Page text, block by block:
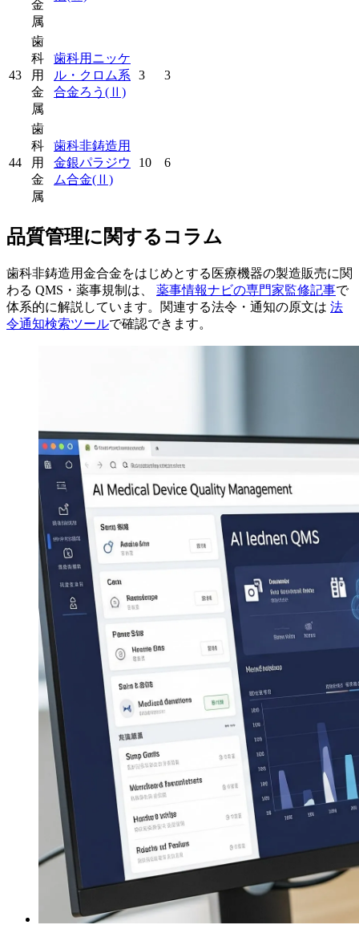
金
属
43
歯
科
用
金
属
歯科用ニッケ
ル・クロム系
合金ろう (Ⅱ)
3 3
44
歯
科
用
金
属
歯科非鋳造用
金銀パラジウ
ム合金(Ⅱ)
10 6
品質管理に関するコラム
歯科非鋳造用金合金をはじめとする医療機器の製造販売に関
わる QMS・薬事規制は、 薬事情報ナビの専門家監修記事で
体系的に解説しています。関連する法令・通知の原文は 法
令通知検索ツールで確認できます。